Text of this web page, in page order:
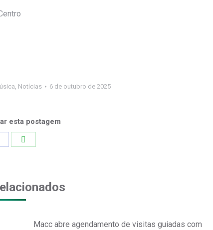
, Notícias 6 de outubro de 2025
esta postagem
Macc abre agendamento de visitas guiadas com